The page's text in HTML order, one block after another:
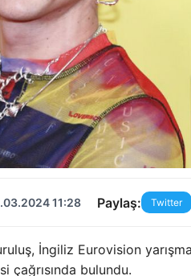
11:28 Paylaş: Twitter
İngiliz Eurovision
çağrısında bulundu.